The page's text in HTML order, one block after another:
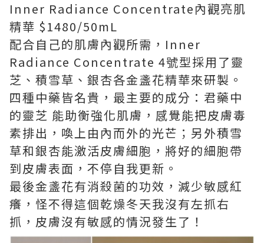
Inner Radiance Concentrate內觀亮肌
精華 $1480/50mL
配合自己的肌膚內觀所需，Inner
Radiance Concentrate 4號型採用了靈
芝、積雪草、銀杏各金盞花精華來研製。
四種中藥皆名貴，最主要的成分：君藥中
的靈芝 能助衡強化肌膚，感覺能把皮膚毒
素排出，喚上由內而外的光芒；另外積雪
草和銀杏能激活皮膚細胞，將好的細胞帶
到皮膚表面，不停自我更新。
最後金盞花有消殺菌的功效，減少敏感紅
癢，怪不得這個乾燥冬天我沒有左抓右
抓，皮膚沒有敏感的情況發生了！